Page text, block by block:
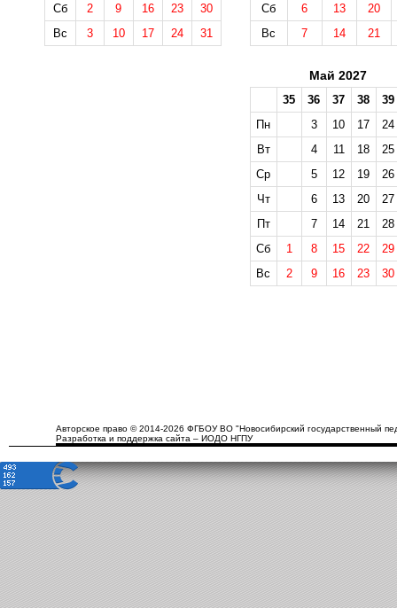
Сб
2 9 16 23
30
Вс
3 10 17 24 31
Сб
6 13
20
Вс
7 14 21
Май 2027
35 36 37 38
39
Пн
3 10 17
24
Вт
4 11 18
25
Ср
5 12 19
26
Чт
6 13 20
27
Пт
7 14 21
28
Сб
1 8 15 22
29
Вс
2 9 16 23 30
Авторское право © 2014-2026 ФГБОУ ВО "Новосибирский государственный
Разработка и поддержка сайта – ИОДО НГПУ